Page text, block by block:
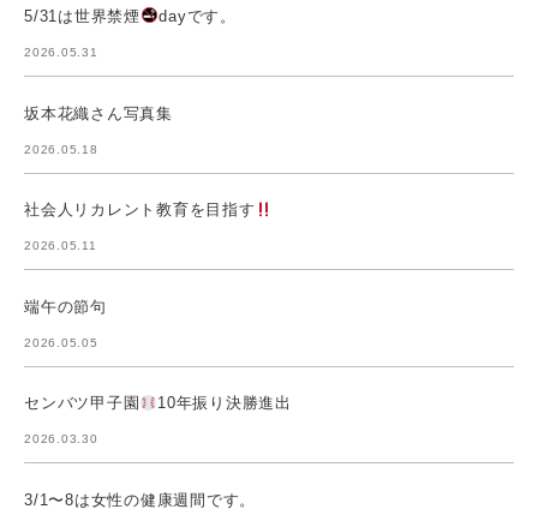
5/31は世界禁煙 dayです。
2026.05.31
坂本花織さん写真集
2026.05.18
社会人リカレント教育を目指す
2026.05.11
端午の節句
2026.05.05
センバツ甲子園 10年振り決勝進出
2026.03.30
3/1〜8は女性の健康週間です。